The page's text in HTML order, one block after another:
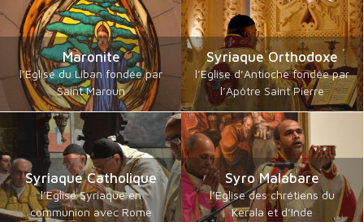
Maronite
l’Eglise du Liban fondée par
Saint Maroun
Syriaque Orthodoxe
l’Eglise d’Antioche fondée par
l’Apôtre Saint Pierre
Syriaque Catholique
l’Eglise Syriaque en
communion avec Rome
Syro Malabare
l’Eglise des chrétiens du
Kerala et d’Inde